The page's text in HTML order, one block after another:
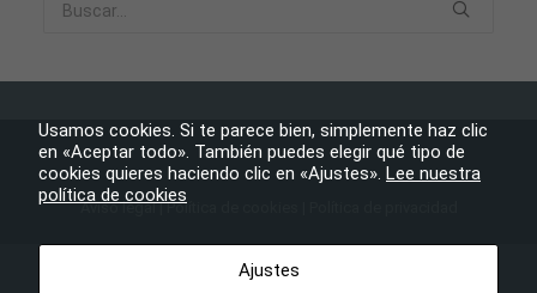
Aviso legal|Política de cookies
Usamos cookies. Si te parece bien, simplemente haz clic
en «Aceptar todo». También puedes elegir qué tipo de
cookies quieres haciendo clic en «Ajustes». Lee nuestra
política de cookies
Ajustes